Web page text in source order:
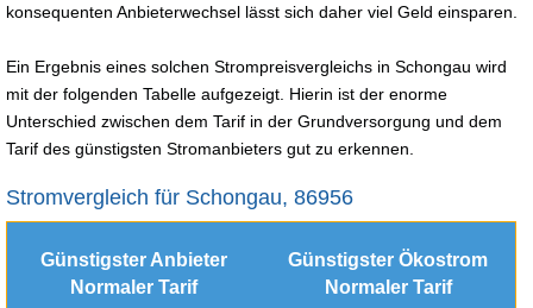
konsequenten Anbieterwechsel lässt sich daher viel Geld einsparen.
Ein Ergebnis eines solchen Strompreisvergleichs in Schongau wird
mit der folgenden Tabelle aufgezeigt. Hierin ist der enorme
Unterschied zwischen dem Tarif in der Grundversorgung und dem
Tarif des günstigsten Stromanbieters gut zu erkennen.
Stromvergleich für Schongau, 86956
Günstigster Anbieter
Normaler Tarif
Günstigster Ökostrom
Normaler Tarif